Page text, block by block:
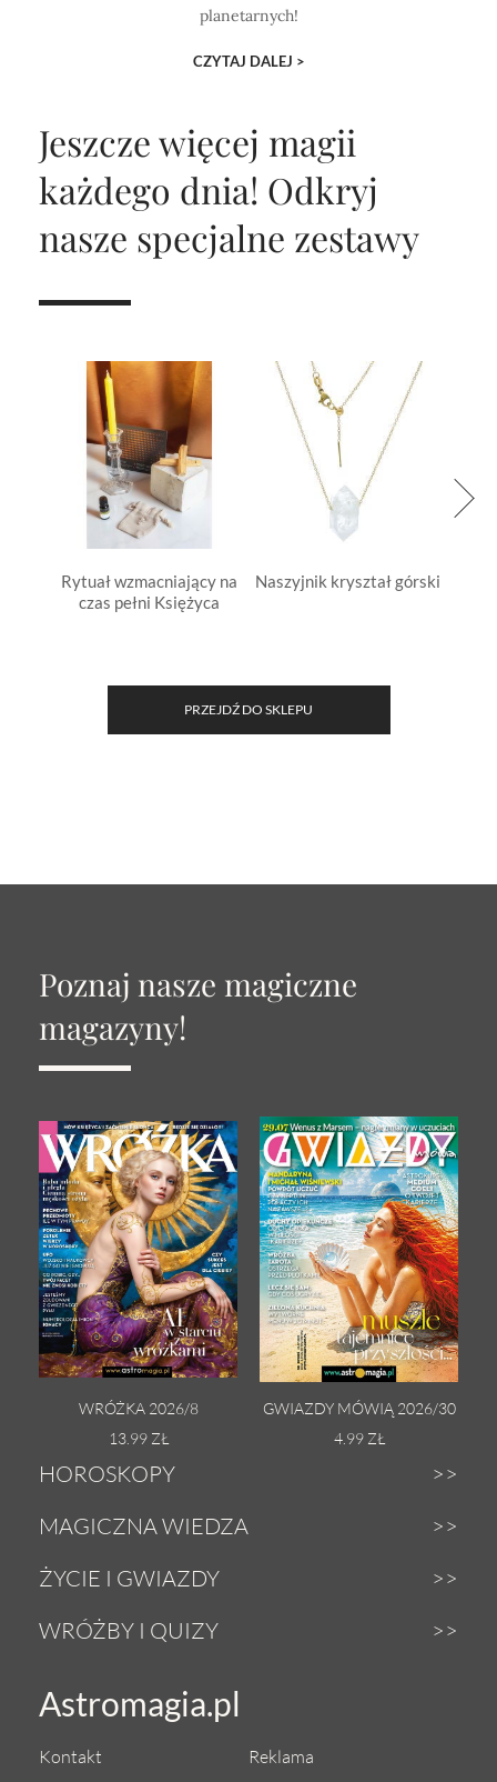
planetarnych!
CZYTAJ DALEJ >
Jeszcze więcej magii
każdego dnia! Odkryj
nasze specjalne zestawy
Rytuał wzmacniający na
czas pełni Księżyca
Naszyjnik kryształ górski
PRZEJDŹ DO SKLEPU
Poznaj nasze magiczne
magazyny!
WRÓŻKA 2026/8
13.99 ZŁ
GWIAZDY MÓWIĄ 2026/30
4.99 ZŁ
HOROSKOPY
Dzienny
Tygodniowy
Roczny
MAGICZNA WIEDZA
Zodiak
Astrologia
Numerologia
Anioły
ŻYCIE I GWIAZDY
Gwiazdy
Zdrowie i uroda
Astrokuchnia
WRÓŻBY I QUIZY
Magiczna kula
Sekshoroskop
Astromagia.pl
Kontakt Reklama